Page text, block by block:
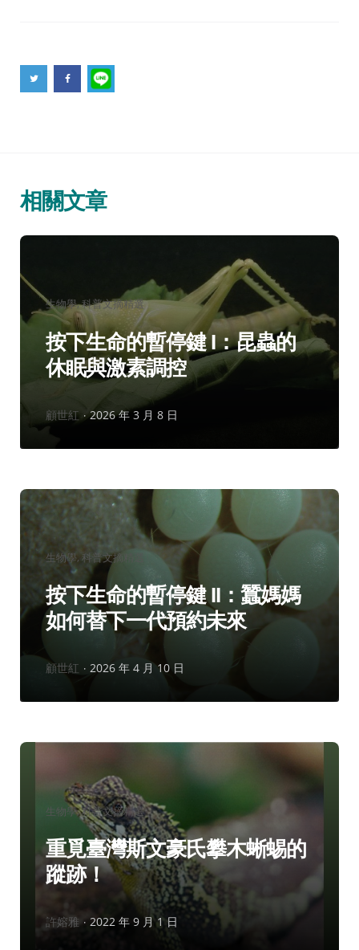
相關文章
分
類：
生物學 科普文摘精選
按下生命的暫停鍵 I：昆蟲的
休眠與激素調控
作
顧世紅 2026 年 3 月 8 日
分
類：
生物學 科普文摘精選
按下生命的暫停鍵 II：蠶媽媽
如何替下一代預約未來
作
顧世紅 2026 年 4 月 10 日
分
類：
生物學 科普文摘精選
重覓臺灣斯文豪氏攀木蜥蜴的
蹤跡！
作
許嫆雅 2022 年 9 月 1 日